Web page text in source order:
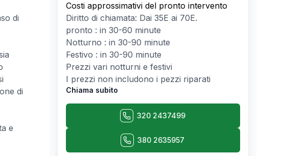
di
di
e
Costi approssimativi del pronto intervento
Diritto di chiamata: Dai 35E ai 70E.
pronto : in 30-60 minute
Notturno : in 30-90 minute
Festivo : in 30-90 minute
Prezzi vari notturni e festivi
I prezzi non includono i pezzi riparati
Chiama subito
320 2437499
380 2635957